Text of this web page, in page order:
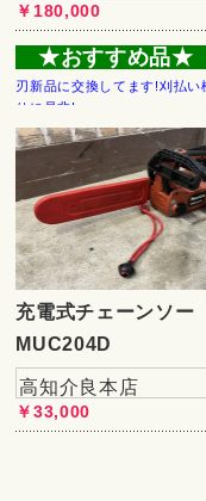
￥180,000
★おすすめ品★
刃新品に交換してます!刈払い
りに是非!
充電式チェーンソー
MUC204D
高知介良本店
￥33,000